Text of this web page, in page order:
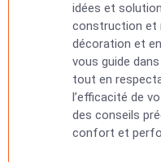
idées et
construction et
décoration et
vous guide
tout en
l’efficacité de
des conseils
confort et